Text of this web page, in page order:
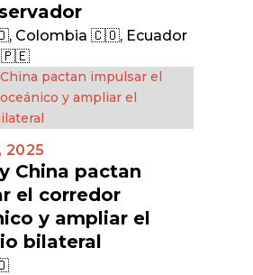
, Colombia 🇨🇴, Ecuador
🇵🇪
2025
China pactan
el corredor
y ampliar el
bilateral